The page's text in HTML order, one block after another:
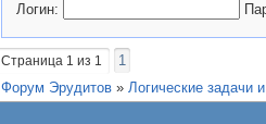
Логин:
Страница 1 из 1
1
Форум Эрудитов » Логические задачи